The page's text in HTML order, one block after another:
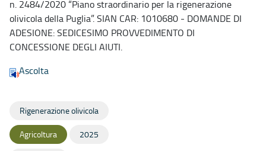
n. 2484/2020 “Piano straordinario per la rigenerazione
olivicola della Puglia”. SIAN CAR: 1010680 - DOMANDE DI
ADESIONE: SEDICESIMO PROVVEDIMENTO DI
CONCESSIONE DEGLI AIUTI.
Ascolta
Rigenerazione olivicola
Agricoltura 2025